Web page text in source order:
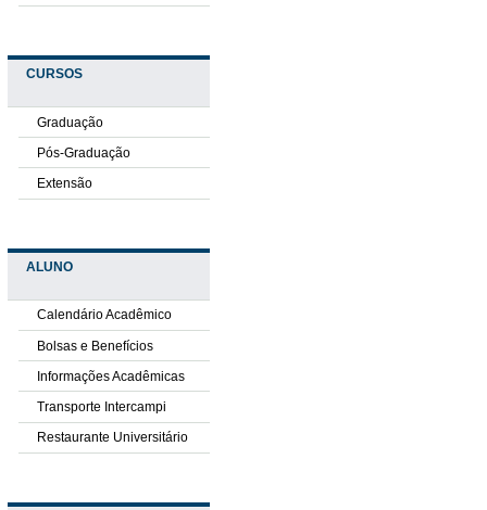
CURSOS
Graduação
Pós-Graduação
Extensão
ALUNO
Calendário Acadêmico
Bolsas e Benefícios
Informações Acadêmicas
Transporte Intercampi
Restaurante Universitário